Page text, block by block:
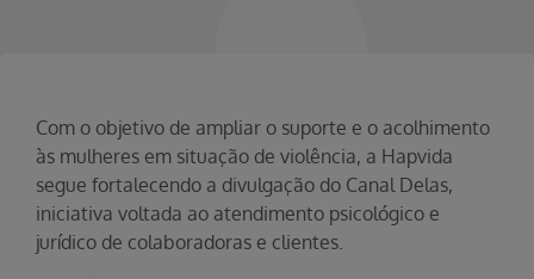
Com o objetivo de ampliar o suporte e o acolhimento
às mulheres em situação de violência, a Hapvida
segue fortalecendo a divulgação do Canal Delas,
iniciativa voltada ao atendimento psicológico e
jurídico de colaboradoras e clientes.